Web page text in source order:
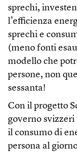
sprechi,
l’efficienza
sprechi e
(meno fonti
modello che
persone, non
sessanta!
Con il progetto
governo
il consumo di
persona al